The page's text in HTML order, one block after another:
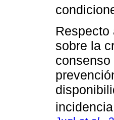
Respecto
sobre la